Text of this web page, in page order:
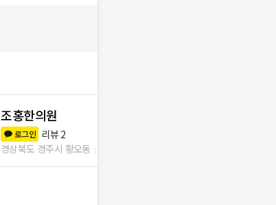
조홍한의원
로그인 리뷰 2
경상북도 경주시 황오동